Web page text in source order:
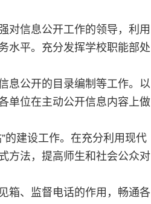
对信息公开工作的领导，利用
水平。充分发挥学校职能部处
息公开的目录编制等工作。以
单位在主动公开信息内容上做
的建设工作。在充分利用现代
方法，提高师生和社会公众对
箱、监督电话的作用，畅通各